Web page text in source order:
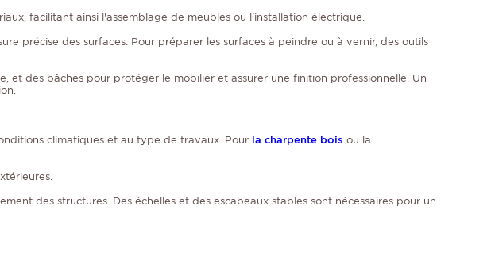
facilitant ainsi l'assemblage de meubles ou l'installation électrique.
précise des surfaces. Pour préparer les surfaces à peindre ou à vernir, des outils
et des bâches pour protéger le mobilier et assurer une finition professionnelle. Un
climatiques et au type de travaux. Pour la charpente bois ou la
des structures. Des échelles et des escabeaux stables sont nécessaires pour un